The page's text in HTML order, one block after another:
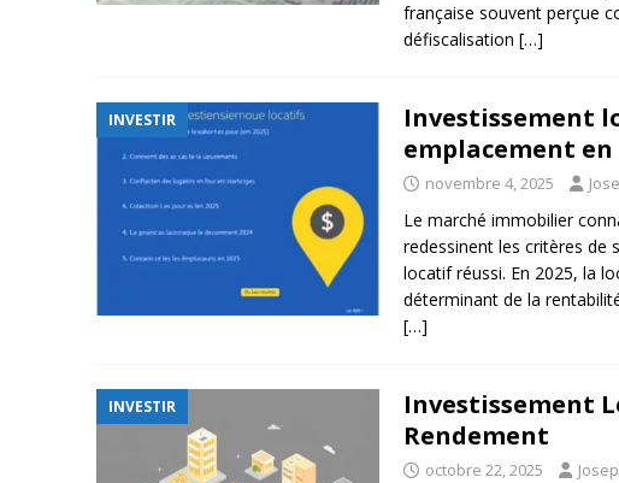
française souvent perçue
défiscalisation […]
INVESTIR
Investissement
emplacement en
novembre 4, 2025
Le marché immobilier
redessinent les critères de
locatif réussi. En 2025, la
déterminant de la
[…]
INVESTIR
Investissement
Rendement
octobre 22, 2025